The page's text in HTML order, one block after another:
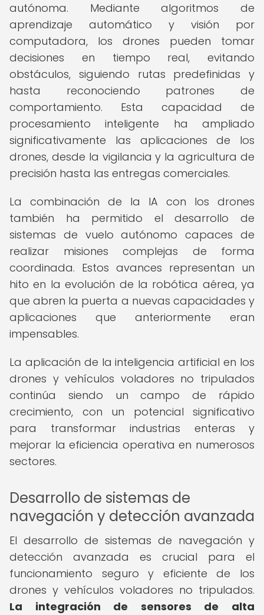
autónoma. Mediante algoritmos de
aprendizaje automático y visión por
computadora, los drones pueden tomar
decisiones en tiempo real, evitando
obstáculos, siguiendo rutas predefinidas y
hasta reconociendo patrones de
comportamiento. Esta capacidad de
procesamiento inteligente ha ampliado
significativamente las aplicaciones de los
drones, desde la vigilancia y la agricultura de
precisión hasta las entregas comerciales.
La combinación de la IA con los drones
también ha permitido el desarrollo de
sistemas de vuelo autónomo capaces de
realizar misiones complejas de forma
coordinada. Estos avances representan un
hito en la evolución de la robótica aérea, ya
que abren la puerta a nuevas capacidades y
aplicaciones que anteriormente eran
impensables.
La aplicación de la inteligencia artificial en los
drones y vehículos voladores no tripulados
continúa siendo un campo de rápido
crecimiento, con un potencial significativo
para transformar industrias enteras y
mejorar la eficiencia operativa en numerosos
sectores.
Desarrollo de sistemas de
navegación y detección avanzada
El desarrollo de sistemas de navegación y
detección avanzada es crucial para el
funcionamiento seguro y eficiente de los
drones y vehículos voladores no tripulados.
La integración de sensores de alta